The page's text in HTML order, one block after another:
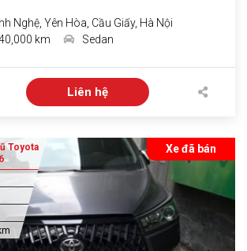
Nghệ, Yên Hòa, Cầu Giấy, Hà Nội
km Sedan
Liên hệ
Xe đã bán
Toyota